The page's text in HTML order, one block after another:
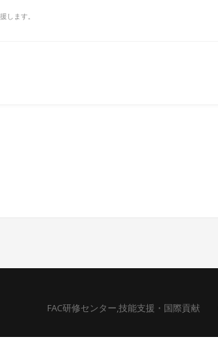
します。
FAC研修センター,技能支援・国際貢献